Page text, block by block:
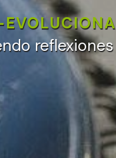
EVOLUCIONA
reflexiones